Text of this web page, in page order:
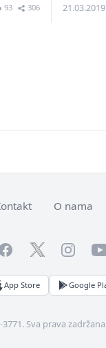
93 306
O nama
Twitter
App Store Google
Sva prava